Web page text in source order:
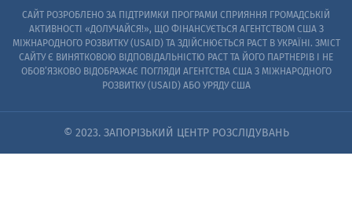
САЙТ РОЗРОБЛЕНО ЗА ПІДТРИМКИ ПРОГРАМИ СПРИЯННЯ ГРОМАДСЬКІЙ
АКТИВНОСТІ «ДОЛУЧАЙСЯ!», ЩО ФІНАНСУЄТЬСЯ АГЕНТСТВОМ США З
МІЖНАРОДНОГО РОЗВИТКУ (USAID) ТА ЗДІЙСНЮЄТЬСЯ PACT В УКРАЇНІ. ЗМІСТ
САЙТУ Є ВИНЯТКОВОЮ ВІДПОВІДАЛЬНІСТЮ PACT ТА ЙОГО ПАРТНЕРІВ I НЕ
ОБОВ’ЯЗКОВО ВІДОБРАЖАЄ ПОГЛЯДИ АГЕНТСТВА США З МІЖНАРОДНОГО
РОЗВИТКУ (USAID) АБО УРЯДУ США
© 2023. ЗАПОРІЗЬКИЙ ЦЕНТР РОЗСЛІДУВАНЬ